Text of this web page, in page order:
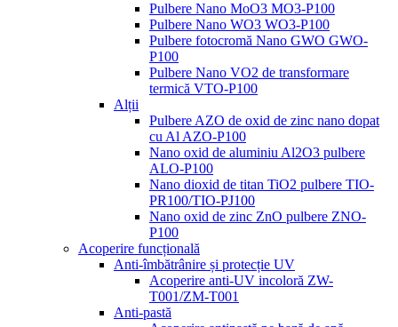
Pulbere Nano MoO3 MO3-P100
Pulbere Nano WO3 WO3-P100
Pulbere fotocromă Nano GWO GWO-
P100
Pulbere Nano VO2 de transformare
termică VTO-P100
Alții
Pulbere AZO de oxid de zinc nano dopat
cu Al AZO-P100
Nano oxid de aluminiu Al2O3 pulbere
ALO-P100
Nano dioxid de titan TiO2 pulbere TIO-
PR100/TIO-PJ100
Nano oxid de zinc ZnO pulbere ZNO-
P100
Acoperire funcțională
Anti-îmbătrânire și protecție UV
Acoperire anti-UV incoloră ZW-
T001/ZM-T001
Anti-pastă